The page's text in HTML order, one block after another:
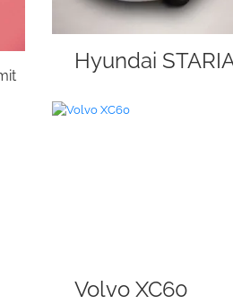
Hyundai
Volvo XC60